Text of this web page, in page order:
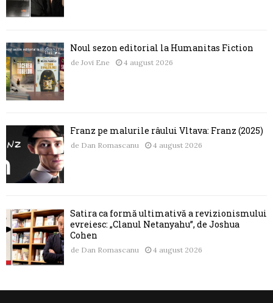
Noul sezon editorial la Humanitas Fiction
de Jovi Ene 4 august 2026
Franz pe malurile râului Vltava: Franz (2025)
de Dan Romascanu 4 august 2026
Satira ca formă ultimativă a revizionismului
evreiesc: „Clanul Netanyahu”, de Joshua
Cohen
de Dan Romascanu 4 august 2026